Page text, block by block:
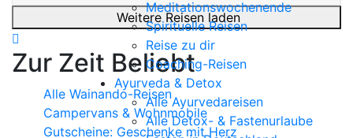
Meditationswochenende
Spirituelle Reisen
Reise zu dir
Coaching-Reisen
Ayurveda & Detox
Alle Ayurvedareisen
Alle Detox- & Fastenurlaube
Weitere Reisen laden
Zur Zeit Beliebt
Alle Wainando-Reisen
Campervans & Wohnmobile
Gutscheine: Geschenke mit Herz